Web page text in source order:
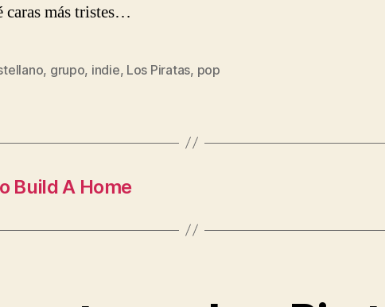
caras más tristes…
, grupo, indie, Los Piratas, pop
Build A Home